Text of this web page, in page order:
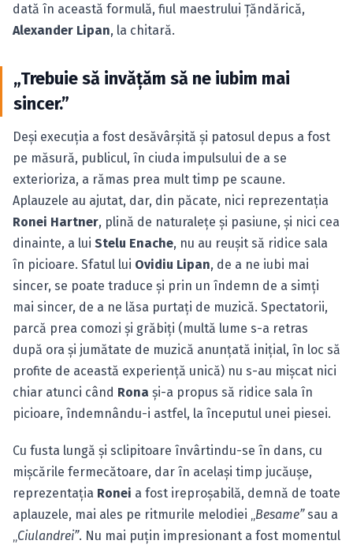
dată în această formulă, fiul maestrului Ţăndărică,
Alexander Lipan, la chitară.
„Trebuie să invăţăm să ne iubim mai
sincer.”
Deşi execuţia a fost desăvârşită şi patosul depus a fost
pe măsură, publicul, în ciuda impulsului de a se
exterioriza, a rămas prea mult timp pe scaune.
Aplauzele au ajutat, dar, din păcate, nici reprezentaţia
Ronei Hartner, plină de naturaleţe şi pasiune, şi nici cea
dinainte, a lui Stelu Enache, nu au reuşit să ridice sala
în picioare. Sfatul lui Ovidiu Lipan, de a ne iubi mai
sincer, se poate traduce şi prin un îndemn de a simţi
mai sincer, de a ne lăsa purtaţi de muzică. Spectatorii,
parcă prea comozi şi grăbiţi (multă lume s-a retras
după ora şi jumătate de muzică anunţată iniţial, în loc să
profite de această experienţă unică) nu s-au mişcat nici
chiar atunci când Rona şi-a propus să ridice sala în
picioare, îndemnându-i astfel, la începutul unei piesei.
Cu fusta lungă şi sclipitoare învârtindu-se în dans, cu
mişcările fermecătoare, dar în acelaşi timp jucăuşe,
reprezentaţia Ronei a fost ireproşabilă, demnă de toate
aplauzele, mai ales pe ritmurile melodiei „ Besame”sau a
Ciulandrei”. Nu mai puţin impresionant a fost momentul